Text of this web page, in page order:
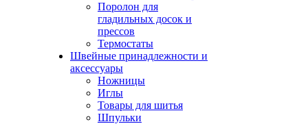
Поролон для
гладильных досок и
прессов
Термостаты
Швейные принадлежности и
аксессуары
Ножницы
Иглы
Товары для шитья
Шпульки